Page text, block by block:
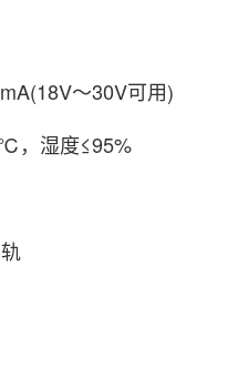
～30V可用)
湿度≤95%